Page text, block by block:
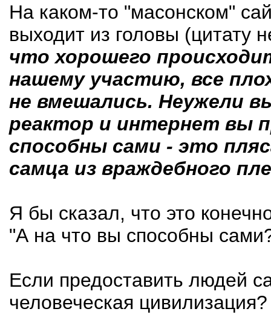
На каком-то "масонском"
выходит из головы (цитату
что хорошего
нашему участию, все
не вмешались. Неужели
реактор и интернет вы
способны сами - это
самца из враждебного
Я бы сказал, что это
"А на что вы способны
Если предоставить людей
человеческая цивилизация?